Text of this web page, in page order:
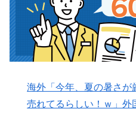
海外「今年、夏の暑さが
売れてるらしい！ｗ」外